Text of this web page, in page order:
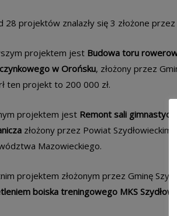
28 projektów znalazły się 3 złożone
projektem jest Budowa toru
w Orońsku, złożony przez
ten projekt to 200 000 zł.
projektem jest Remont sali
złożony przez Powiat
Mazowieckiego.
projektem złożonym przez Gminę
boiska treningowego MKS